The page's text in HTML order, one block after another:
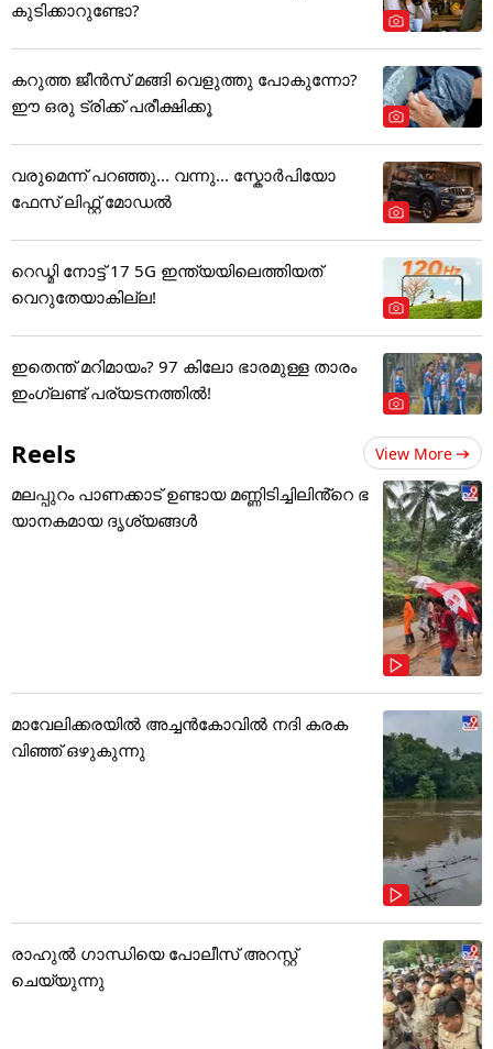
കുടിക്കാറുണ്ടോ?
കറുത്ത ജീൻസ് മങ്ങി വെളുത്തു പോകുന്നോ?
ഈ ഒരു ട്രിക്ക് പരീക്ഷിക്കൂ
വരുമെന്ന് പറഞ്ഞു... വന്നു... സ്കോർപിയോ
ഫേസ് ലിഫ്റ്റ് മോഡൽ
റെഡ്മി നോട്ട് 17 5G ഇന്ത്യയിലെത്തിയത്
വെറുതേയാകില്ല!
ഇതെന്ത് മറിമായം? 97 കിലോ ഭാരമുള്ള താരം
ഇംഗ്ലണ്ട് പര്യടനത്തില്‍!
Reels View More
മലപ്പുറം പാണക്കാട് ഉണ്ടായ മണ്ണിടിച്ചിലിൻ്റെ ഭ
യാനകമായ ദൃശ്യങ്ങൾ
മാവേലിക്കരയിൽ അച്ചൻകോവിൽ നദി കരക
വിഞ്ഞ് ഒഴുകുന്നു
രാഹുൽ ഗാന്ധിയെ പോലീസ് അറസ്റ്റ്
ചെയ്യുന്നു